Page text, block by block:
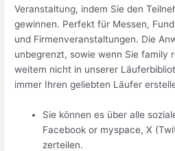
Veranstaltung, indem Sie den
gewinnen. Perfekt für Messen,
und Firmenveranstaltungen. Die
unbegrenzt, sowie wenn Sie family
weitem nicht in unserer
immer Ihren geliebten Läufer
Sie können es über alle
Facebook or myspace, X
zerteilen.